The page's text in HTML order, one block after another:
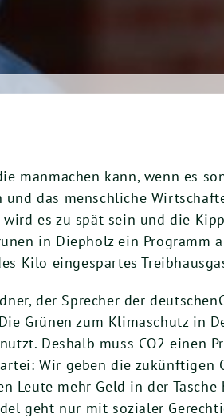
manmachen kann, wenn es
das menschliche
es zu spät sein und die
in Diepholz ein Programm
Kilo eingespartes
der Sprecher der
Grünen zum Klimaschutz in
Deshalb muss CO2 einen
Wir geben die zukünftigen
mehr Geld in der Tasche
geht nur mit sozialer